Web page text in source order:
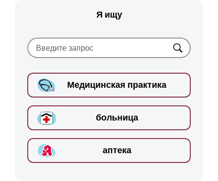
Я ищу
Искать
Медицинская практика
больница
аптека